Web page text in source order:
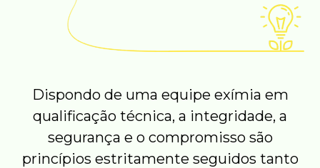
Dispondo de uma equipe exímia em
qualificação técnica, a integridade, a
segurança e o compromisso são
princípios estritamente seguidos tanto